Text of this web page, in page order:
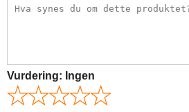
Vurdering: Ingen